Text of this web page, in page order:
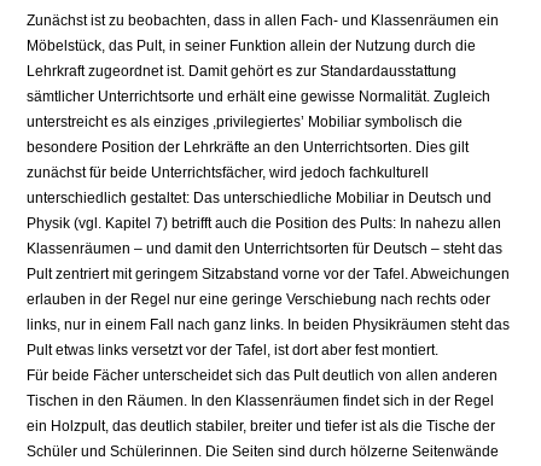
Zunächst ist zu beobachten, dass in allen Fach- und Klassenräumen ein
Möbelstück, das Pult, in seiner Funktion allein der Nutzung durch die
Lehrkraft zugeordnet ist. Damit gehört es zur Standardausstattung
sämtlicher Unterrichtsorte und erhält eine gewisse Normalität. Zugleich
unterstreicht es als einziges ,privilegiertes’ Mobiliar symbolisch die
besondere Position der Lehrkräfte an den Unterrichtsorten. Dies gilt
zunächst für beide Unterrichtsfächer, wird jedoch fachkulturell
unterschiedlich gestaltet: Das unterschiedliche Mobiliar in Deutsch und
Physik (vgl. Kapitel 7) betrifft auch die Position des Pults: In nahezu allen
Klassenräumen – und damit den Unterrichtsorten für Deutsch – steht das
Pult zentriert mit geringem Sitzabstand vorne vor der Tafel. Abweichungen
erlauben in der Regel nur eine geringe Verschiebung nach rechts oder
links, nur in einem Fall nach ganz links. In beiden Physikräumen steht das
Pult etwas links versetzt vor der Tafel, ist dort aber fest montiert.
Für beide Fächer unterscheidet sich das Pult deutlich von allen anderen
Tischen in den Räumen. In den Klassenräumen findet sich in der Regel
ein Holzpult, das deutlich stabiler, breiter und tiefer ist als die Tische der
Schüler und Schülerinnen. Die Seiten sind durch hölzerne Seitenwände